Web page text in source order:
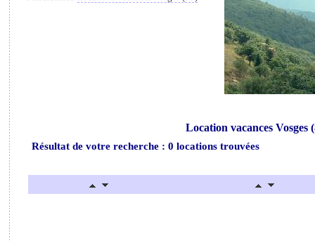
Location vacances Vosges
Résultat de votre recherche : 0 locations trouvées